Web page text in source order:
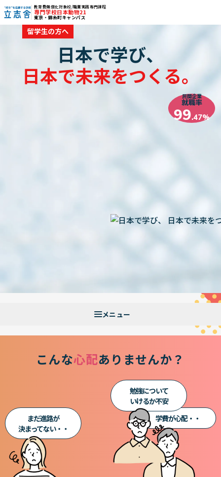
"好き"を応援する学校 立志舎
教育費無償化対象校/職業実践専門課程
専門学校日本動物21
東京・錦糸町キャンパス
民間企業
就職率
99.47%
留学生の方へ
日本で学び、
日本で未来をつくる。
こんな心配ありませんか？
まだ進路が
決まってない・・
勉強について
いけるか不安
学費が心配・・